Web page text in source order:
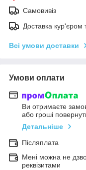
Самовивіз
Доставка кур'єром
Всі умови доставки
Умови оплати
Ви отримаєте
або гроші
Детальніше
Післяплата
Мені можна не
реквізитами